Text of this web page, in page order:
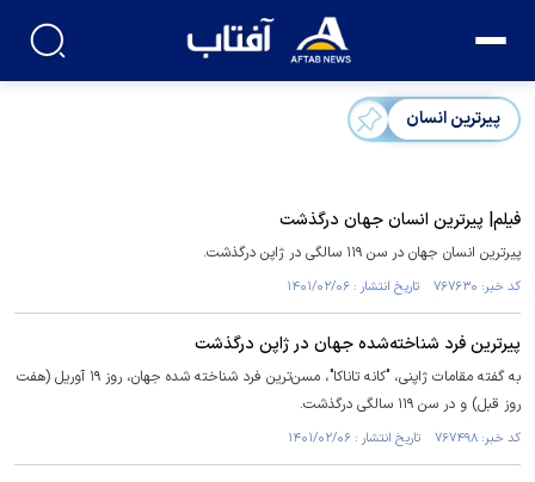
پیرترین انسان
فیلم| پیرترین انسان جهان درگذشت
پیرترین انسان جهان در سن ۱۱۹ سالگی در ژاپن درگذشت.
کد خبر: ۷۶۷۶۳۰ تاریخ انتشار : ۱۴۰۱/۰۲/۰۶
پیرترین فرد شناخته‌شده جهان در ژاپن درگذشت
به گفته مقامات ژاپنی، "کانه تاناکا"، مسن‌ترین فرد شناخته شده جهان، روز ١٩ آوریل (هفت
روز قبل) و در سن ١١٩ سالگی درگذشت.
کد خبر: ۷۶۷۴۹۸ تاریخ انتشار : ۱۴۰۱/۰۲/۰۶